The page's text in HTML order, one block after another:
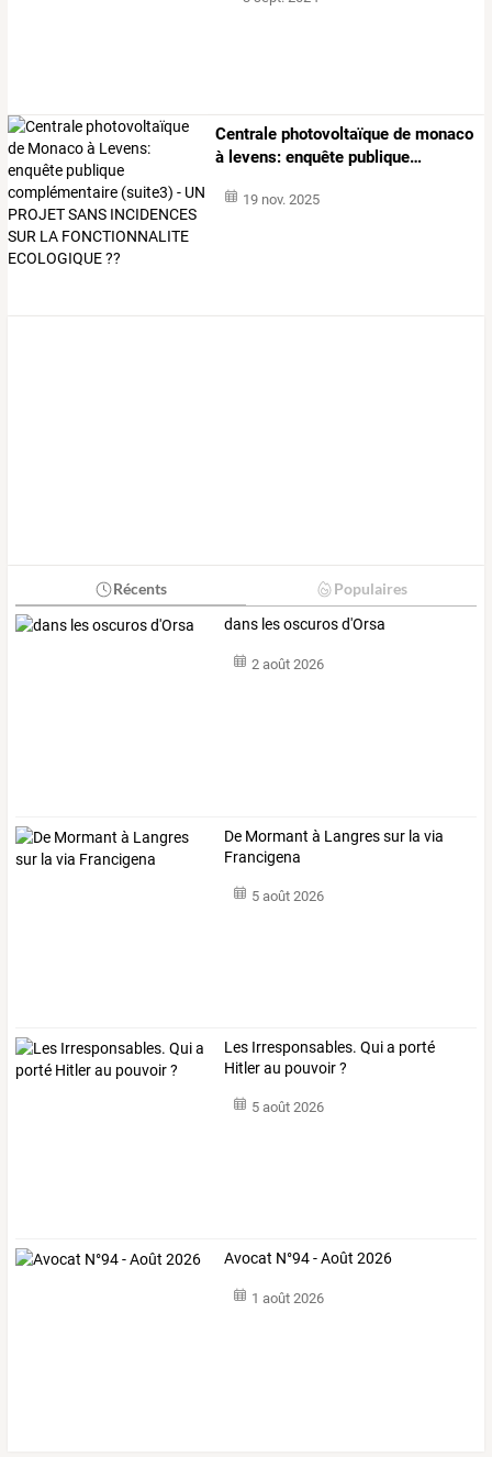
Centrale photovoltaïque de monaco
à levens: enquête publique…
19 nov. 2025
Récents Populaires
dans les oscuros d'Orsa
2 août 2026
De Mormant à Langres sur la via
Francigena
5 août 2026
Les Irresponsables. Qui a porté
Hitler au pouvoir ?
5 août 2026
Avocat N°94 - Août 2026
1 août 2026